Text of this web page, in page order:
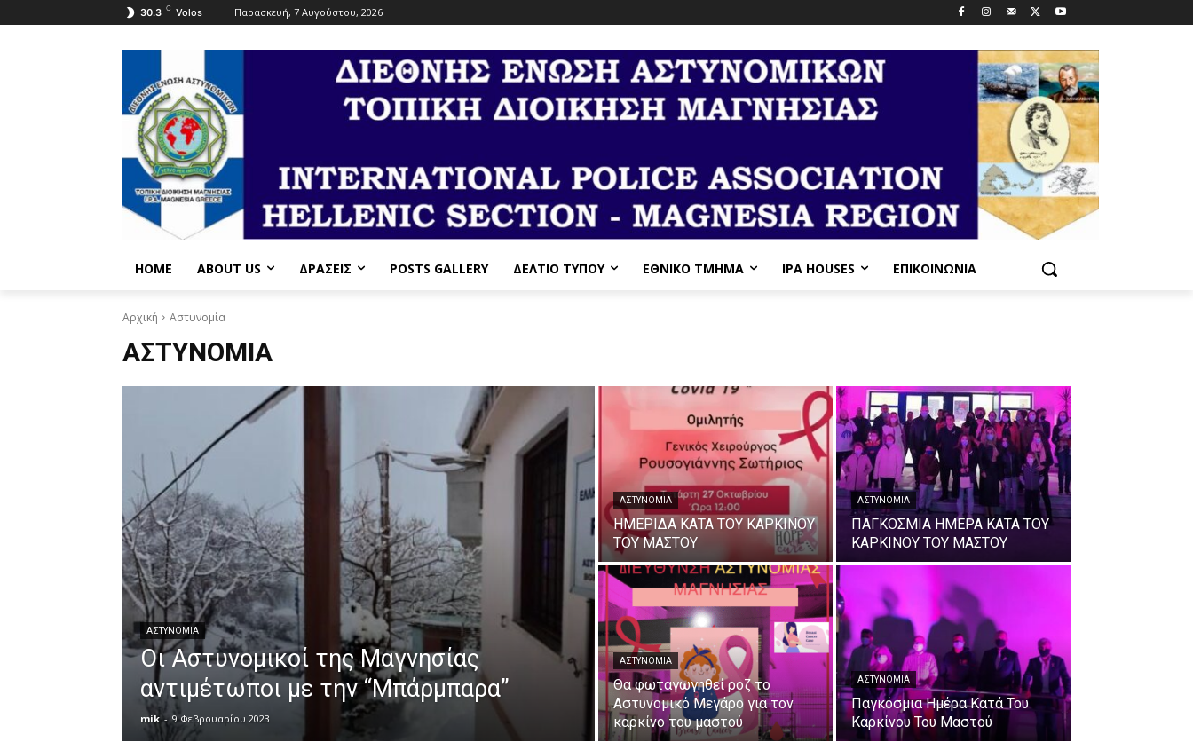
30.3 C Volos Παρασκευή, 7 Αυγούστου, 2026
HOME ABOUT US ΔΡΆΣΕΙΣ POSTS GALLERY ΔΕΛΤΙΟ ΤΥΠΟΥ ΕΘΝΙΚΌ ΤΜΉΜΑ IPA HOUSES ΕΠΙΚΟΙΝΩΝΊΑ
Αρχική Αστυνομία
ΑΣΤΥΝΟΜΊΑ
ΑΣΤΥΝΟΜΊΑ
Οι Αστυνομικοί της Μαγνησίας
αντιμέτωποι με την “Μπάρμπαρα”
mik - 9 Φεβρουαρίου 2023
ΑΣΤΥΝΟΜΊΑ
ΗΜΕΡΙΔΑ ΚΑΤΑ ΤΟΥ ΚΑΡΚΙΝΟΥ
ΤΟΥ ΜΑΣΤΟΥ
ΑΣΤΥΝΟΜΊΑ
ΠΑΓΚΟΣΜΙΑ ΗΜΕΡΑ ΚΑΤΑ ΤΟΥ
ΚΑΡΚΙΝΟΥ ΤΟΥ ΜΑΣΤΟΥ
ΑΣΤΥΝΟΜΊΑ
Θα φωταγωγηθεί ροζ το
Αστυνομικό Μεγάρο για τον
καρκίνο του μαστού
ΑΣΤΥΝΟΜΊΑ
Παγκόσμια Ημέρα Κατά Του
Καρκίνου Του Μαστού